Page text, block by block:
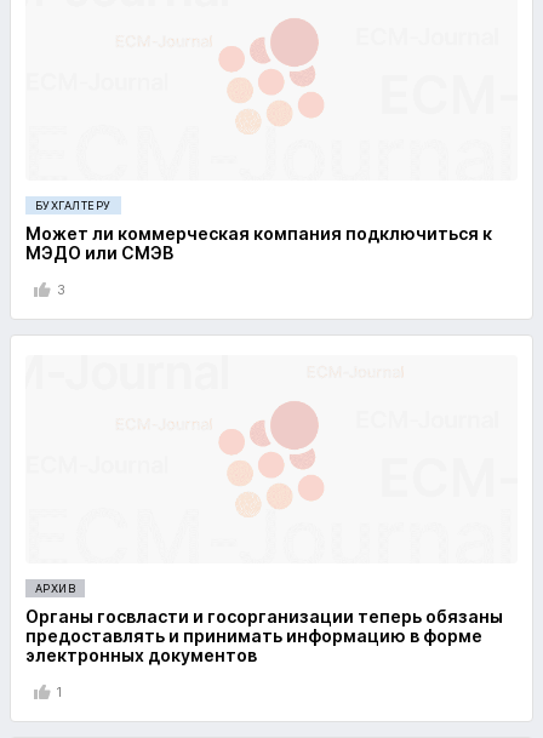
БУХГАЛТЕРУ
Может ли коммерческая компания подключиться к
МЭДО или СМЭВ
3
АРХИВ
Органы госвласти и госорганизации теперь обязаны
предоставлять и принимать информацию в форме
электронных документов
1